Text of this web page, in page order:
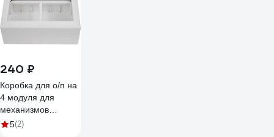
240 ₽
Коробка для о/п на
4 модуля для
механизмов
45х45мм, белая
5(2)